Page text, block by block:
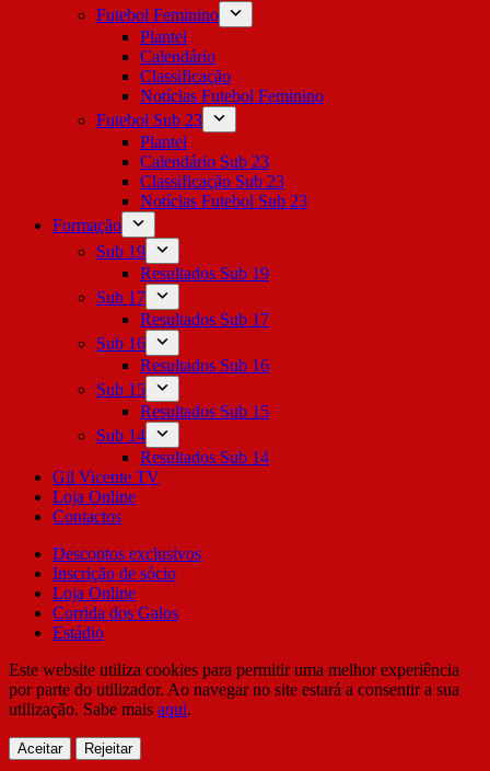
Futebol Feminino
Plantel
Calendário
Classificação
Notícias Futebol Feminino
Futebol Sub 23
Plantel
Calendário Sub 23
Classificação Sub 23
Notícias Futebol Sub 23
Formação
Sub 19
Resultados Sub 19
Sub 17
Resultados Sub 17
Sub 16
Resultados Sub 16
Sub 15
Resultados Sub 15
Sub 14
Resultados Sub 14
Gil Vicente TV
Loja Online
Contactos
Descontos exclusivos
Inscrição de sócio
Loja Online
Corrida dos Galos
Estádio
Este website utiliza cookies para permitir uma melhor experiência
por parte do utilizador. Ao navegar no site estará a consentir a sua
utilização. Sabe mais aqui.
Aceitar Rejeitar